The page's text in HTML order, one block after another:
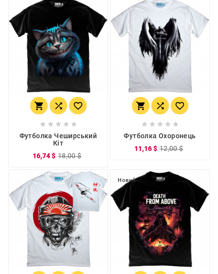
  
    
Футболка Чеширський
Кіт
16,74 $ 18,00 $
  
    
Футболка Охоронець
11,16 $ 12,00 $
Новий